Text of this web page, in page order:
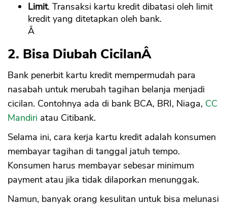
Limit. Transaksi kartu kredit dibatasi oleh limit
kredit yang ditetapkan oleh bank.
Â
2. Bisa Diubah CicilanÂ
Bank penerbit kartu kredit mempermudah para
nasabah untuk merubah tagihan belanja menjadi
cicilan. Contohnya ada di bank BCA, BRI, Niaga, CC
Mandiri atau Citibank.
Selama ini, cara kerja kartu kredit adalah konsumen
membayar tagihan di tanggal jatuh tempo.
Konsumen harus membayar sebesar minimum
payment atau jika tidak dilaporkan menunggak.
Namun, banyak orang kesulitan untuk bisa melunasi